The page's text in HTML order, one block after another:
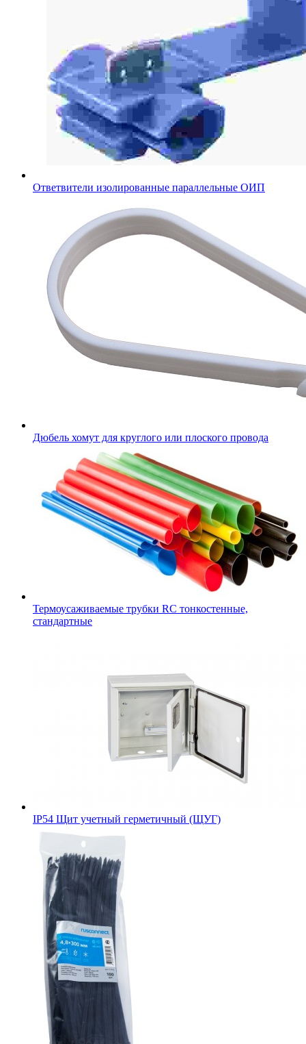
Ответвители изолированные параллельные ОИП
Дюбель хомут для круглого или плоского провода
Термоусаживаемые трубки RC тонкостенные,
стандартные
IP54 Щит учетный герметичный (ЩУГ)